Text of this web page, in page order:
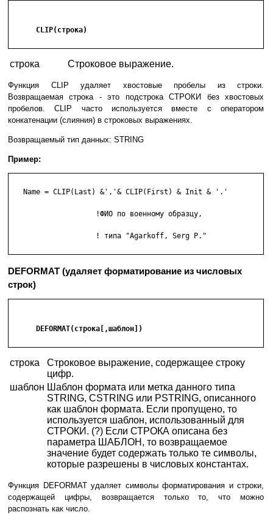
      CLIP(строка)
строка Строковое выражение.
Функция CLIP удаляет хвостовые пробелы из строки.
Возвращаемая строка - это подстрока СТРОКИ без хвостовых
пробелов. CLIP часто используется вместе с оператором
конкатенации (слияния) в строковых выражениях.
Возвращаемый тип данных: STRING
Пример:
   Name = CLIP(Last) &','& CLIP(First) & Init & '.'
                    !ФИО по военному образцу,
                    ! типа "Agarkoff, Serg P."
DEFORMAT (удаляет форматирование из числовых
строк)
      DEFORMAT(строка[,шаблон])
строка
Строковое выражение, содержащее строку
цифр.
шаблон Шаблон формата или метка данного типа
STRING, CSTRING или PSTRING, описанного
как шаблон формата. Если пропущено, то
используется шаблон, использованный для
СТРОКИ. (?) Если СТРОКА описана без
параметра ШАБЛОН, то возвращаемое
значение будет содержать только те символы,
которые разрешены в числовых константах.
Функция DEFORMAT удаляет символы форматирования и строки,
содержащей цифры, возвращается только то, что можно
распознать как число.